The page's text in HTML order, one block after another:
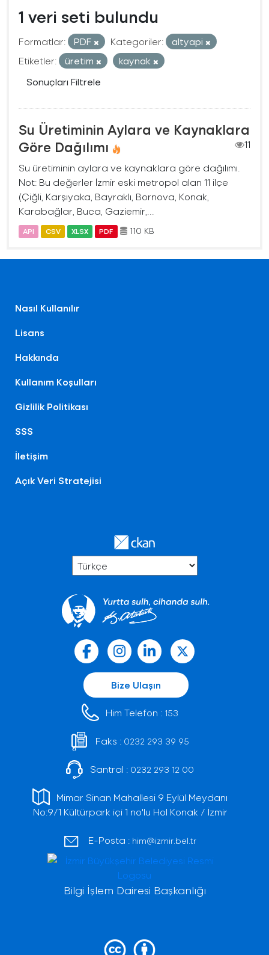
1 veri seti bulundu
Formatlar: PDF Kategoriler:
altyapi
Etiketler:
üretim
kaynak
Sonuçları Filtrele
Su Üretiminin Aylara ve Kaynaklara
Göre Dağılımı
11
Su üretiminin aylara ve kaynaklara göre dağılımı.
Not: Bu değerler İzmir eski metropol alan 11 ilçe
(Çiğli, Karşıyaka, Bayraklı, Bornova, Konak,
Karabağlar, Buca, Gaziemir,...
API CSV XLSX PDF 110 KB
Nasıl Kullanılır
Lisans
Hakkında
Kullanım Koşulları
Gizlilik Politikası
SSS
İletişim
Açık Veri Stratejisi
Bize Ulaşın
Him Telefon : 153
Faks : 0232 293 39 95
Santral : 0232 293 12 00
Mimar Sinan Mahallesi 9 Eylül Meydanı
No:9/1 Kültürpark içi 1 no'lu Hol Konak / İzmir
E-Posta : him@izmir.bel.tr
Bilgi İşlem Dairesi Başkanlığı